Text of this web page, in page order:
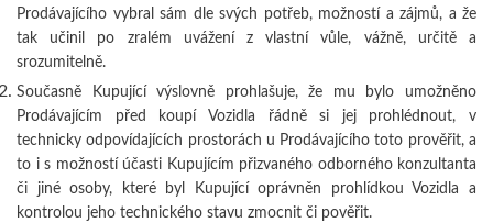
Prodávajícího vybral sám dle svých potřeb, možností a zájmů, a že
tak učinil po zralém uvážení z vlastní vůle, vážně, určitě a
srozumitelně.
Současně Kupující výslovně prohlašuje, že mu bylo umožněno
Prodávajícím před koupí Vozidla řádně si jej prohlédnout, v
technicky odpovídajících prostorách u Prodávajícího toto prověřit, a
to i s možností účasti Kupujícím přizvaného odborného konzultanta
či jiné osoby, které byl Kupující oprávněn prohlídkou Vozidla a
kontrolou jeho technického stavu zmocnit či pověřit.